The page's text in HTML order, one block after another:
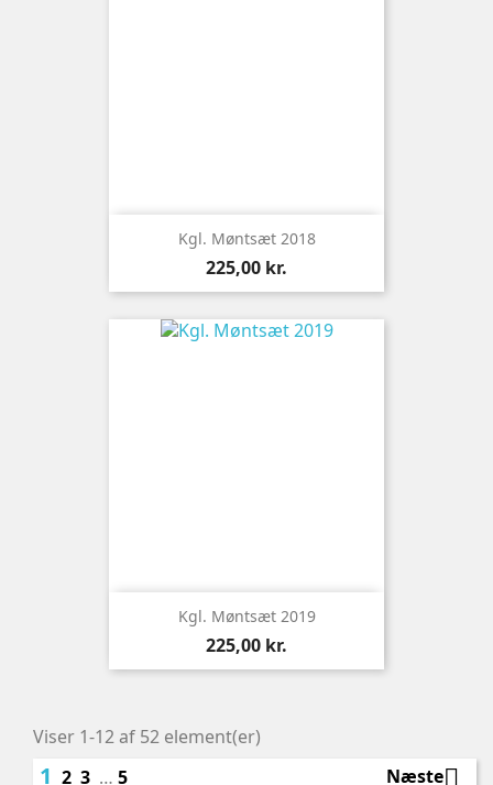
Kgl. Møntsæt 2018
Pris
225,00 kr.
Kgl. Møntsæt 2019
Pris
225,00 kr.
Viser 1-12 af 52 element(er)
1 2 3 … 5 Næste